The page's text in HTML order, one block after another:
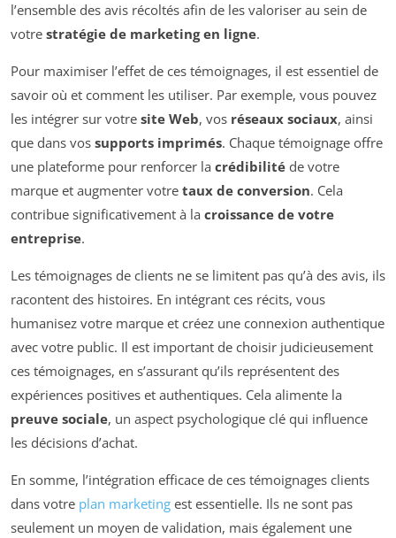
l’ensemble des avis récoltés afin de les valoriser au sein de
votre stratégie de marketing en ligne.
Pour maximiser l’effet de ces témoignages, il est essentiel de
savoir où et comment les utiliser. Par exemple, vous pouvez
les intégrer sur votre site Web, vos réseaux sociaux, ainsi
que dans vos supports imprimés. Chaque témoignage offre
une plateforme pour renforcer la crédibilité de votre
marque et augmenter votre taux de conversion. Cela
contribue significativement à la croissance de votre
entreprise.
Les témoignages de clients ne se limitent pas qu’à des avis, ils
racontent des histoires. En intégrant ces récits, vous
humanisez votre marque et créez une connexion authentique
avec votre public. Il est important de choisir judicieusement
ces témoignages, en s’assurant qu’ils représentent des
expériences positives et authentiques. Cela alimente la
preuve sociale, un aspect psychologique clé qui influence
les décisions d’achat.
En somme, l’intégration efficace de ces témoignages clients
dans votre plan marketing est essentielle. Ils ne sont pas
seulement un moyen de validation, mais également une